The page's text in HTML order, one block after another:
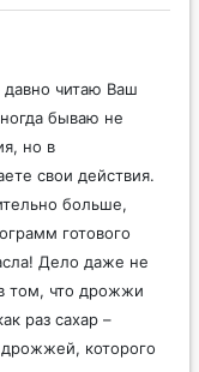
давно читаю Ваш
бываю не
но в
свои действия.
больше,
готового
Дело даже не
том, что дрожжи
раз сахар –
которого